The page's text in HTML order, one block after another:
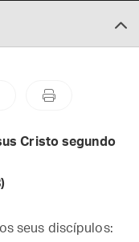
Cristo segundo
seus discípulos: